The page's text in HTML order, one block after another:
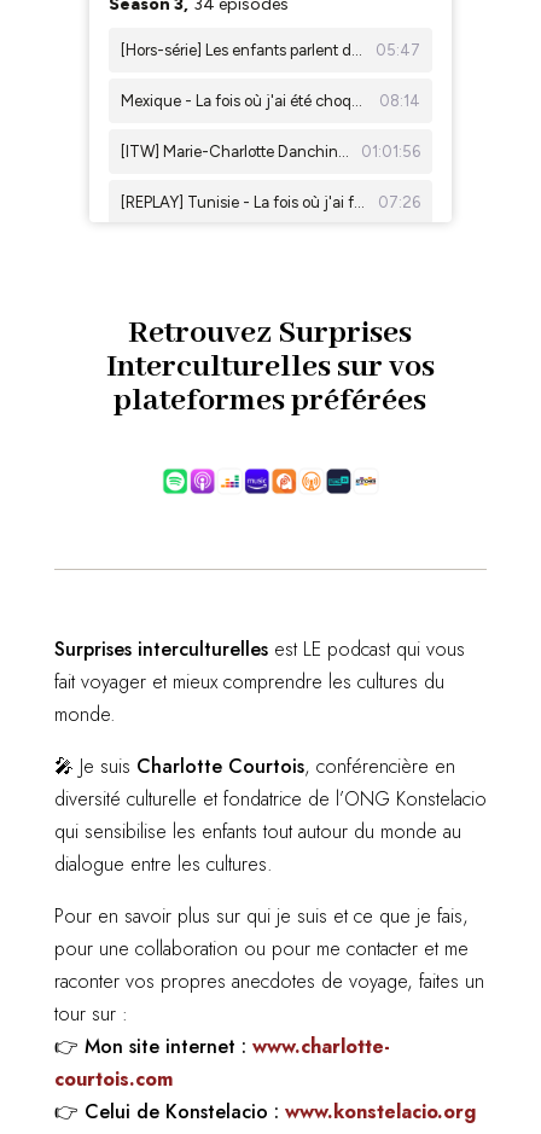
Retrouvez Surprises
Interculturelles sur vos
plateformes préférées
Surprises interculturellesest LE podcast qui vous
fait voyager et mieux comprendre les cultures du
monde.
🎤 Je suis Charlotte Courtois, conférencière en
diversité culturelle et fondatrice de l’ONG Konstelacio
qui sensibilise les enfants tout autour du monde au
dialogue entre les cultures.
Pour en savoir plus sur qui je suis et ce que je fais,
pour une collaboration ou pour me contacter et me
raconter vos propres anecdotes de voyage, faites un
tour sur :
👉 Mon site internet : www.charlotte-
courtois.com
👉 Celui de Konstelacio : www.konstelacio.org